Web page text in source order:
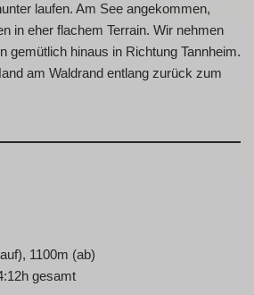
laufen. Am See angekommen,
in eher flachem Terrain. Wir nehmen
gemütlich hinaus in Richtung Tannheim.
am Waldrand entlang zurück zum
1100m (ab)
gesamt